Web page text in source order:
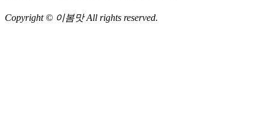
Copyright © 이봄맛 All rights reserved.